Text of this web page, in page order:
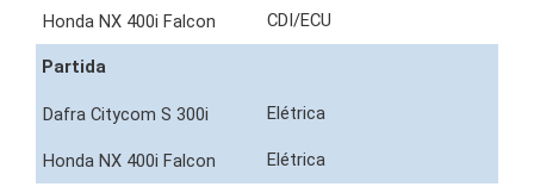
CDI/ECU
Partida
Elétrica
Elétrica